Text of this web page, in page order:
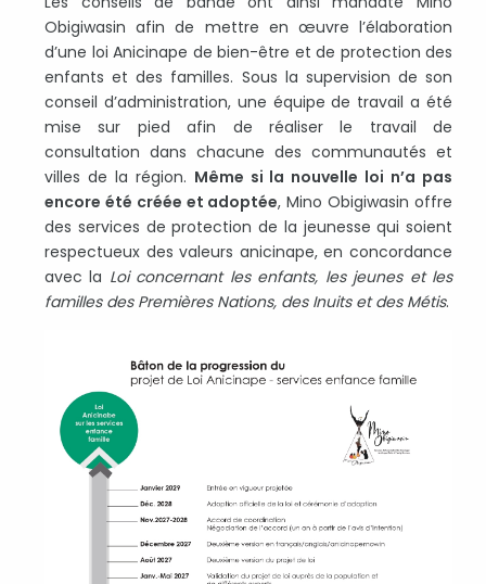
Obigiwasin afin de mettre en œuvre l’élaboration
d’une loi Anicinape de bien-être et de protection des
enfants et des familles. Sous la supervision de son
conseil d’administration, une équipe de travail a été
mise sur pied afin de réaliser le travail de
consultation dans chacune des communautés et
villes de la région. Même si la nouvelle loi n’a pas
encore été créée et adoptée, Mino Obigiwasin offre
des services de protection de la jeunesse qui soient
respectueux des valeurs anicinape, en concordance
avec la Loi concernant les enfants, les jeunes et les
familles des Premières Nations, des Inuits et des Métis.